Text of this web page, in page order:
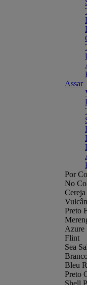
Assar
Por
No
Cereja
Preto
Azure
Flint
Sea
Bleu
Preto
Shell